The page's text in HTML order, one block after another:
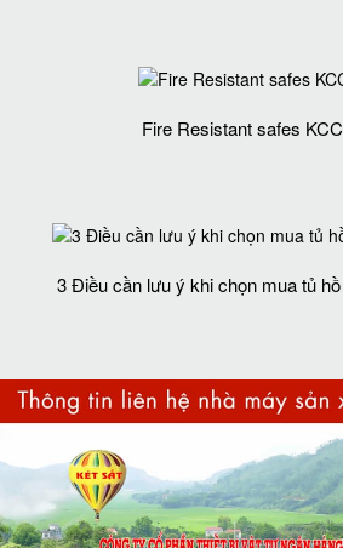
Fire Resistant safes
3 Điều cần lưu ý khi chọn mua tủ